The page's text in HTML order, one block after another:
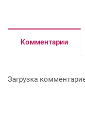
Комментарии
Загрузка